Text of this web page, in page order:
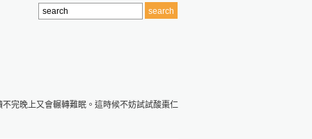
完晚上又會輾轉難眠。這時候不妨試試酸棗仁